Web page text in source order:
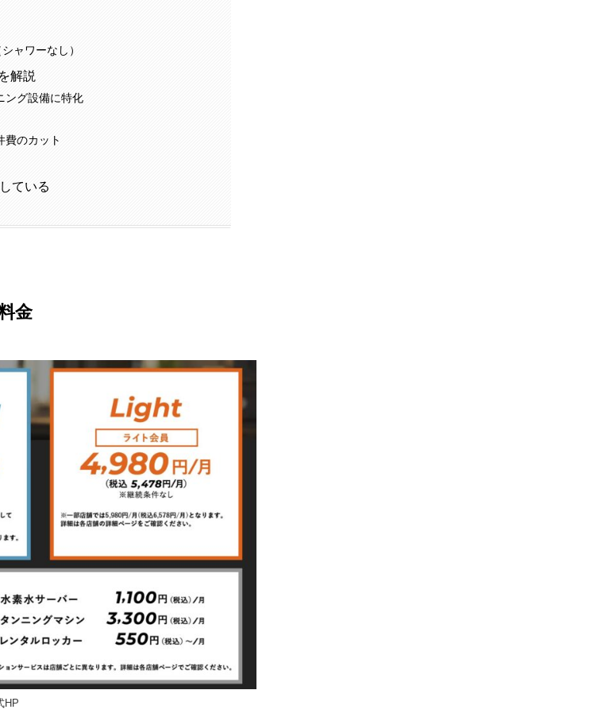
ャワーなし）
解説
ング設備に特化
費のカット
ている
金
HP